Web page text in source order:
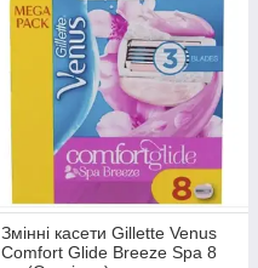
Змінні касети Gillette Venus
Comfort Glide Breeze Spa 8